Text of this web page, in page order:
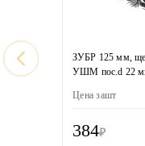
ЗУБР 125 мм,
УШМ пос.d 22
Цена зашт
384₽